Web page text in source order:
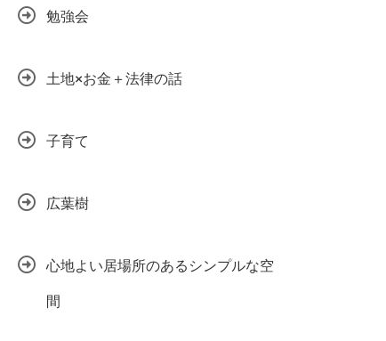
勉強会
土地×お金＋法律の話
子育て
広葉樹
心地よい居場所のあるシンプルな空
間